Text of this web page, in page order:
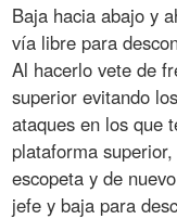
Baja hacia abajo y
vía libre para
Al hacerlo vete de
superior evitando
ataques en los que
plataforma
escopeta y de
jefe y baja para